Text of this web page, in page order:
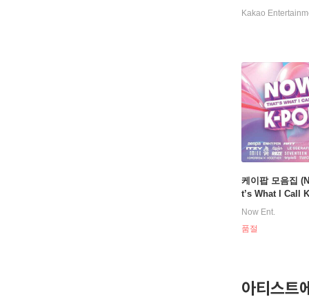
ummer [SMini
Kakao
케이팝 모음집
t’s What I Call
[베이비 핑크 컬
Now Ent.
품절
아티스트